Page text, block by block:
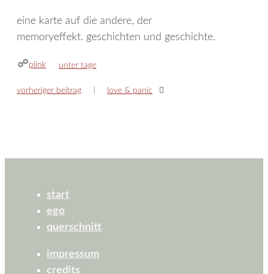
eine karte auf die andere, der
memoryeffekt. geschichten und geschichte.
plink kategorien
unter tage
vorheriger beitrag love & panic
start
ego
querschnitt
impressum
credits